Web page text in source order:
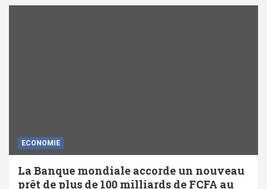
ECONOMIE
La Banque mondiale accorde un nouveau
prêt de plus de 100 milliards de FCFA au